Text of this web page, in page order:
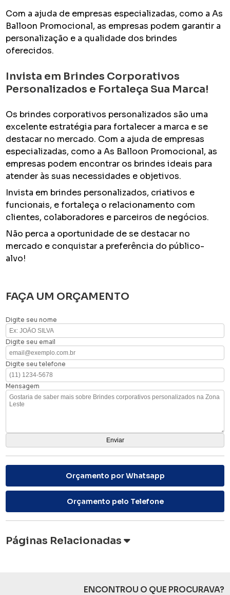
Com a ajuda de empresas especializadas, como a As
Balloon Promocional, as empresas podem garantir a
personalização e a qualidade dos brindes
oferecidos.
Invista em Brindes Corporativos
Personalizados e Fortaleça Sua Marca!
Os brindes corporativos personalizados são uma
excelente estratégia para fortalecer a marca e se
destacar no mercado. Com a ajuda de empresas
especializadas, como a As Balloon Promocional, as
empresas podem encontrar os brindes ideais para
atender às suas necessidades e objetivos.
Invista em brindes personalizados, criativos e
funcionais, e fortaleça o relacionamento com
clientes, colaboradores e parceiros de negócios.
Não perca a oportunidade de se destacar no
mercado e conquistar a preferência do público-
alvo!
FAÇA UM ORÇAMENTO
Digite seu nome
Digite seu email
Digite seu telefone
Mensagem
Orçamento por Whatsapp
Orçamento pelo Telefone
Páginas Relacionadas
ENCONTROU O QUE PROCURAVA?